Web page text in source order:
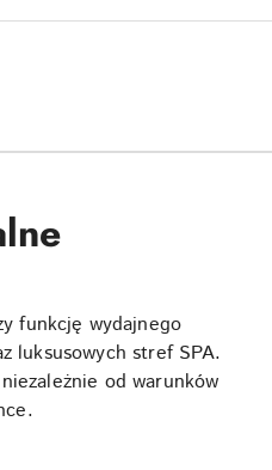
funkcję wydajnego
luksusowych stref SPA.
od warunków